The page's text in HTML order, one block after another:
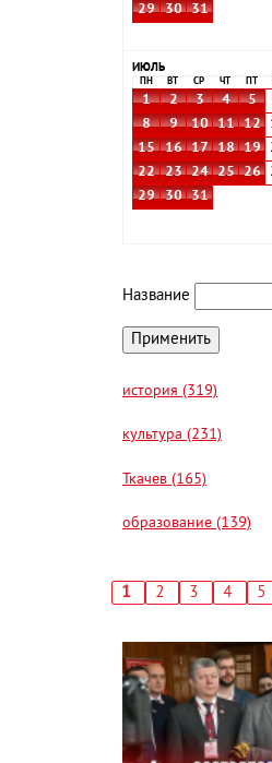
29
30 31
ИЮЛЬ
ПН ВТ СР ЧТ
1 2 3 4 5
8
9 10 11 12
15
16 17 18 19
22
23 24 25 26
29
30 31
Название
история (319)
культура (231)
Ткачев (165)
образование (139)
Текущая
1 Страница
2 Страница
3 4 5